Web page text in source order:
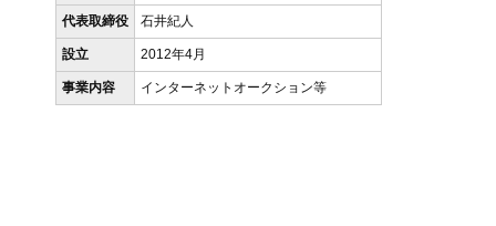
代表取締役 石井紀人
設立 2012年4月
事業内容 インターネットオークション等